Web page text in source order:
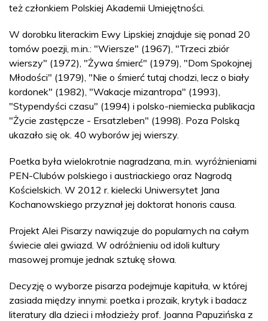
też członkiem Polskiej Akademii Umiejętności.
W dorobku literackim Ewy Lipskiej znajduje się ponad 20
tomów poezji, m.in.: "Wiersze" (1967), "Trzeci zbiór
wierszy" (1972), "Żywa śmierć" (1979), "Dom Spokojnej
Młodości" (1979), "Nie o śmierć tutaj chodzi, lecz o biały
kordonek" (1982), "Wakacje mizantropa" (1993),
"Stypendyści czasu" (1994) i polsko-niemiecka publikacja
"Życie zastępcze - Ersatzleben" (1998). Poza Polską
ukazało się ok. 40 wyborów jej wierszy.
Poetka była wielokrotnie nagradzana, m.in. wyróżnieniami
PEN-Clubów polskiego i austriackiego oraz Nagrodą
Kościelskich. W 2012 r. kielecki Uniwersytet Jana
Kochanowskiego przyznał jej doktorat honoris causa.
Projekt Alei Pisarzy nawiązuje do popularnych na całym
świecie alei gwiazd. W odróżnieniu od idoli kultury
masowej promuje jednak sztukę słowa.
Decyzję o wyborze pisarza podejmuje kapituła, w której
zasiada między innymi: poetka i prozaik, krytyk i badacz
literatury dla dzieci i młodzieży prof. Joanna Papuzińska z